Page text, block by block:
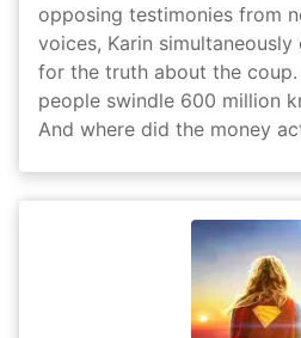
opposing testimonies from
voices, Karin
for the truth about the
people swindle 600 million
And where did the money